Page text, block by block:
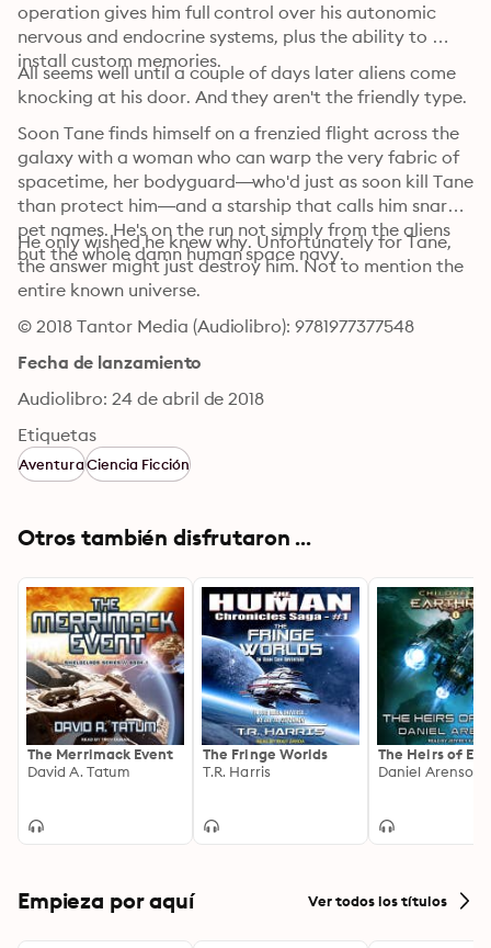
operation gives him full control over his autonomic
nervous and endocrine systems, plus the ability to
install custom memories.
All seems well until a couple of days later aliens come
knocking at his door. And they aren't the friendly type.
Soon Tane finds himself on a frenzied flight across the
galaxy with a woman who can warp the very fabric of
spacetime, her bodyguard—who'd just as soon kill Tane
than protect him—and a starship that calls him snarky
pet names. He's on the run not simply from the aliens
but the whole damn human space navy.
He only wished he knew why. Unfortunately for Tane,
the answer might just destroy him. Not to mention the
entire known universe.
© 2018 Tantor Media (Audiolibro): 9781977377548
Fecha de lanzamiento
Audiolibro: 24 de abril de 2018
Etiquetas
AventuraCiencia Ficción
Otros también disfrutaron ...
The Merrimack Event
David A. Tatum
The Fringe Worlds
T.R. Harris
The Heirs of
Daniel Arenson
Empieza por aquí Ver todos los títulos